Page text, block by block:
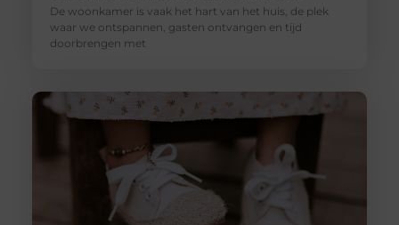
De woonkamer is vaak het hart van het huis, de plek
waar we ontspannen, gasten ontvangen en tijd
doorbrengen met